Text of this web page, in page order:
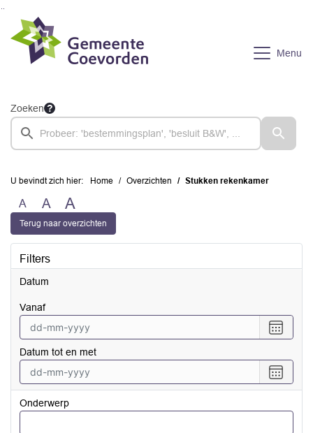
Ga naar de inhoud van deze pagina
Ga naar het zoeken
Ga naar het menu
Menu
Zoeken
U bevindt zich hier: Home Overzichten Stukken rekenkamer
A A A
Terug naar overzichten
Filters
Datum
vanaf
een
vanaf
Datum tot en met
een
tot
Onderwerp